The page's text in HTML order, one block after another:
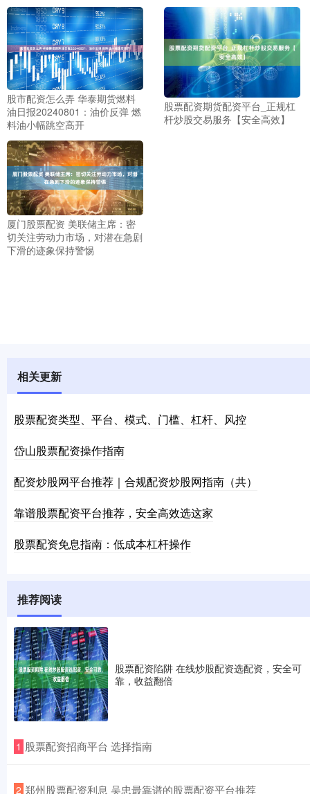
股市配资怎么弄 华泰期货燃料
油日报20240801：油价反弹 燃
料油小幅跳空高开
股票配资期货配资平台_正规杠
杆炒股交易服务【安全高效】
厦门股票配资 美联储主席：密
切关注劳动力市场，对潜在急剧
下滑的迹象保持警惕
相关更新
股票配资类型、平台、模式、门槛、杠杆、风控
岱山股票配资操作指南
配资炒股网平台推荐｜合规配资炒股网指南（共）
靠谱股票配资平台推荐，安全高效选这家
股票配资免息指南：低成本杠杆操作
推荐阅读
股票配资陷阱 在线炒股配资选配资，安全可
靠，收益翻倍
1 ​股票配资招商平台 选择指南
2 ​郑州股票配资利息 吴忠最靠谱的股票配资平台推荐